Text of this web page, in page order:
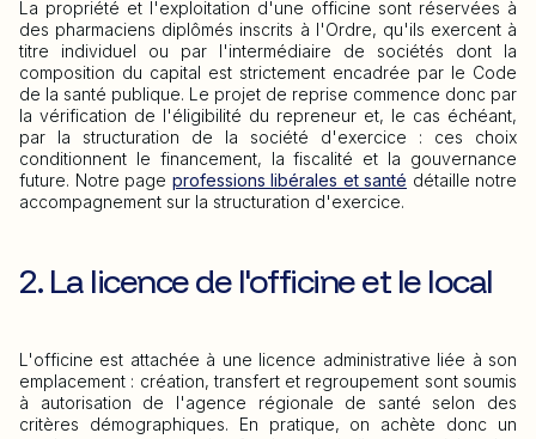
La propriété et l'exploitation d'une officine sont réservées à
des pharmaciens diplômés inscrits à l'Ordre, qu'ils exercent à
titre individuel ou par l'intermédiaire de sociétés dont la
composition du capital est strictement encadrée par le Code
de la santé publique. Le projet de reprise commence donc par
la vérification de l'éligibilité du repreneur et, le cas échéant,
par la structuration de la société d'exercice : ces choix
conditionnent le financement, la fiscalité et la gouvernance
future. Notre page professions libérales et santé détaille notre
accompagnement sur la structuration d'exercice.
2. La licence de l'officine et le local
L'officine est attachée à une licence administrative liée à son
emplacement : création, transfert et regroupement sont soumis
à autorisation de l'agence régionale de santé selon des
critères démographiques. En pratique, on achète donc un